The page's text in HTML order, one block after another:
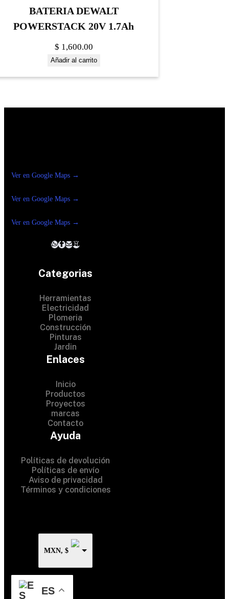
BATERIA DEWALT
POWERSTACK 20V 1.7Ah
$ 1,600.00
Añadir al carrito
Ver en Google Maps →
Ver en Google Maps →
Ver en Google Maps →
Categorias
Herramientas
Electricidad
Plomeria
Construcción
Pinturas
Jardin
Enlaces
Inicio
Productos
Proyectos
marcas
Contacto
Ayuda
Políticas de devolución
Políticas de envío
Aviso de privacidad
Términos y condiciones
MXN, $
ES